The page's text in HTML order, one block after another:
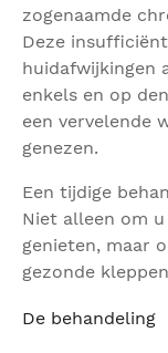
zogenaamde
Deze
huidafwijkingen
enkels en op
een vervelende
genezen.
Een tijdige
Niet alleen om
genieten, maar
gezonde
De behandeling